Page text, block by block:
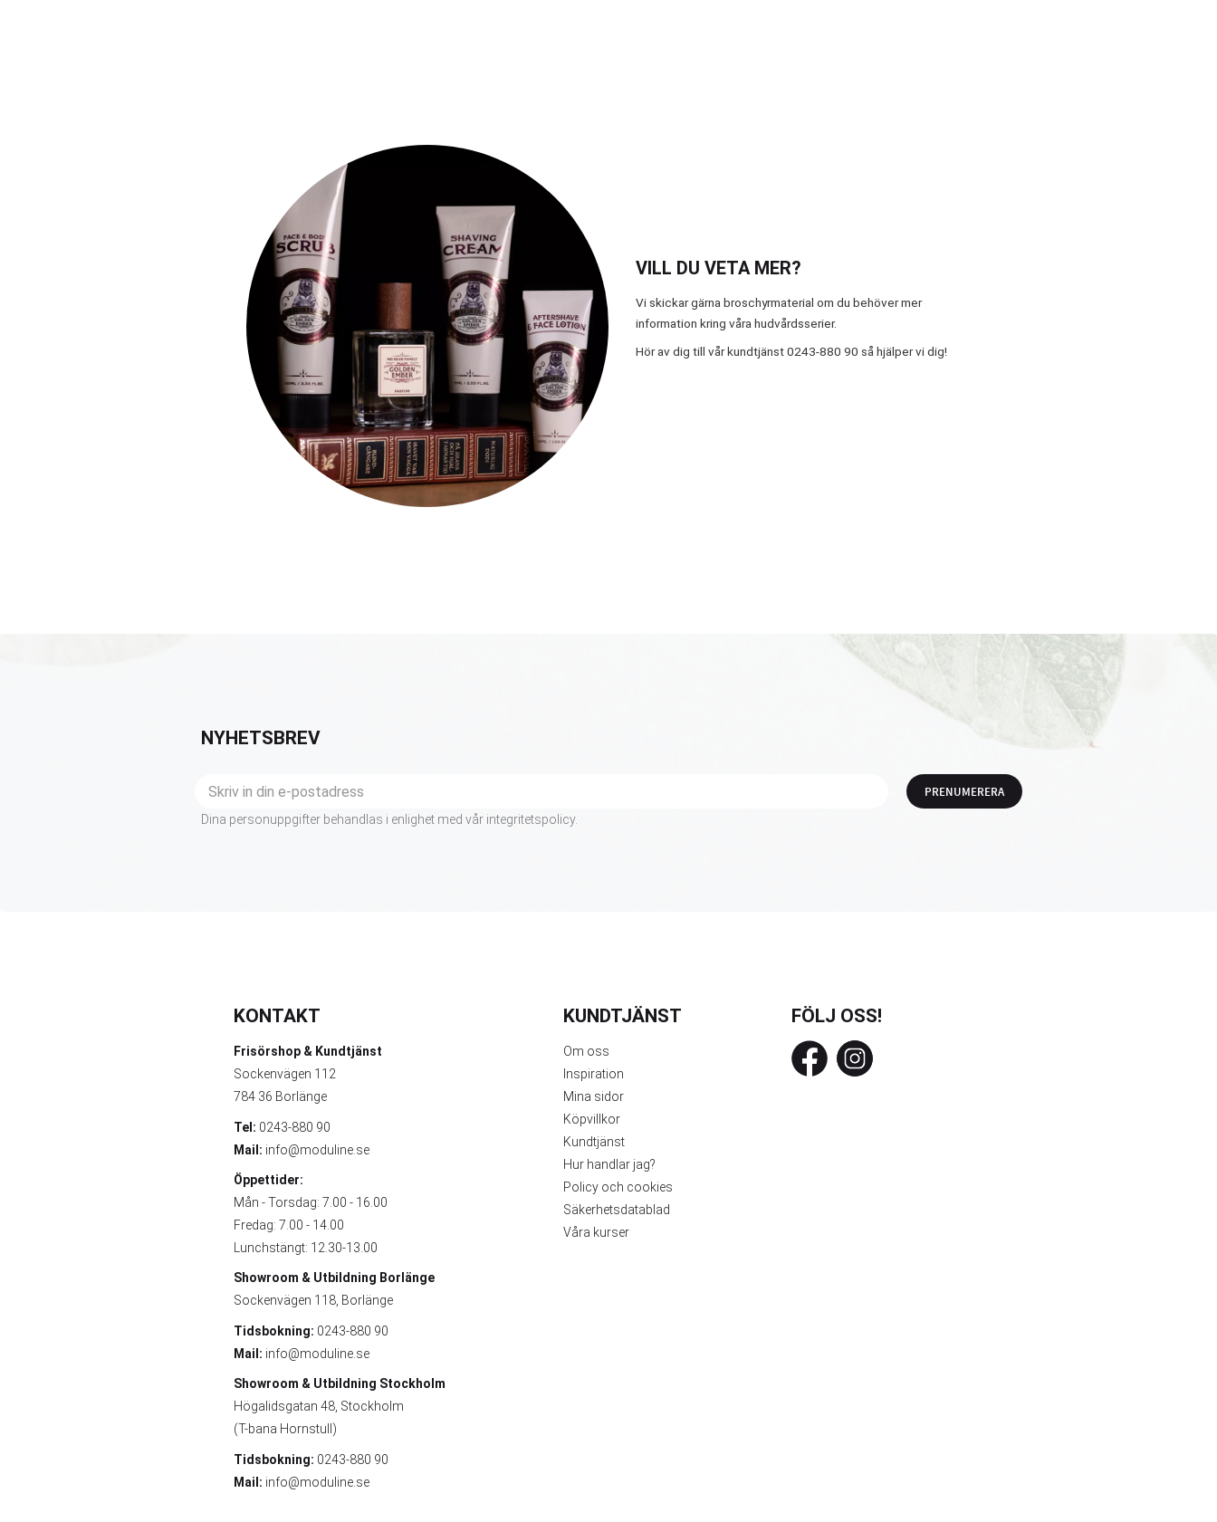
VILL DU VETA MER?
Vi skickar gärna broschyrmaterial om du behöver mer
information kring våra hudvårdsserier.
Hör av dig till vår kundtjänst 0243-880 90 så hjälper vi dig!
NYHETSBREV
PRENUMERERA
Dina personuppgifter behandlas i enlighet med vår integritetspolicy.
KONTAKT
Frisörshop & Kundtjänst
Sockenvägen 112
784 36 Borlänge
Tel: 0243-880 90
Mail: info@moduline.se
Öppettider:
Mån - Torsdag: 7.00 - 16.00
Fredag: 7.00 - 14.00
Lunchstängt: 12.30-13.00
Showroom & Utbildning Borlänge
Sockenvägen 118, Borlänge
Tidsbokning: 0243-880 90
Mail: info@moduline.se
Showroom & Utbildning Stockholm
Högalidsgatan 48, Stockholm
(T-bana Hornstull)
Tidsbokning: 0243-880 90
Mail: info@moduline.se
KUNDTJÄNST
Om oss
Inspiration
Mina sidor
Köpvillkor
Kundtjänst
Hur handlar jag?
Policy och cookies
Säkerhetsdatablad
Våra kurser
FÖLJ OSS!